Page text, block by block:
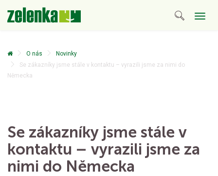
O nás
Novinky
Se zákazníky jsme stále v kontaktu – vyrazili jsme za nimi do
Německa
Se zákazníky jsme stále v
kontaktu – vyrazili jsme za
nimi do Německa